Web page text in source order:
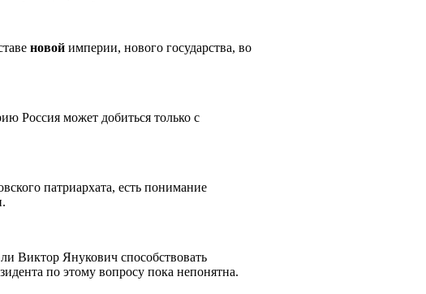
новой империи, нового государства, во
Россия может добиться только с
патриархата, есть понимание
Виктор Янукович способствовать
по этому вопросу пока непонятна.